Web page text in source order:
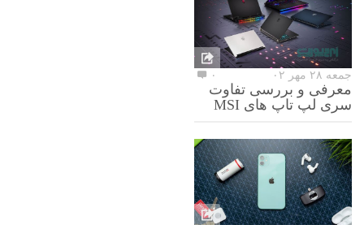
جمعه ۲۸ مهر ۰۲ ۰
معرفی و بررسی تفاوت
سری لپ تاپ های MSI